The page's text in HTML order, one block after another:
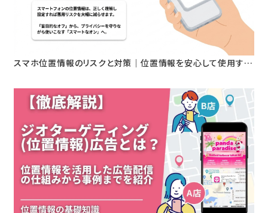
スマホ位置情報のリスクと対策｜位置情報を安心して使用する